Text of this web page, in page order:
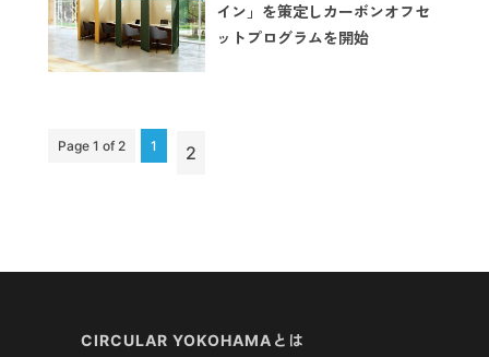
イン」を策定しカーボンオフセ
ットプログラムを開始
Page 1 of 2 1 2
CIRCULAR YOKOHAMAとは